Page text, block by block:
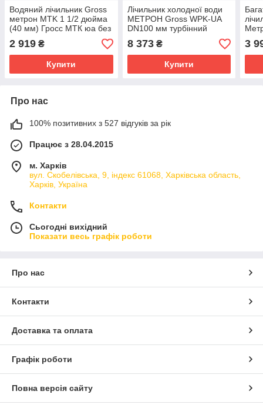
Водяний лічильник Gross
метрон MTK 1 1/2 дюйма
(40 мм) Гросс МТК юа без
2 919 ₴
Купити
Лічильник холодної води
МЕТРОН Gross WPK-UA
DN100 мм турбінний
(номін. витрата 60,0 м3/
год, сухоход)
8 373₴
Купити
без
3
Про нас
100% позитивних з 527 відгуків за рік
Працює з 28.04.2015
м. Харків
вул. Скобелівська, 9, індекс 61068, Харківська область,
Харків, Україна
Контакти
Сьогодні вихідний
Показати весь графік роботи
Про нас
Контакти
Доставка та оплата
Графік роботи
Повна версія сайту